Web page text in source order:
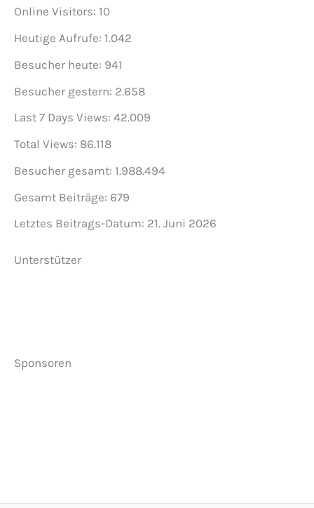
Online Visitors: 10
Heutige Aufrufe: 1.042
Besucher heute: 941
Besucher gestern: 2.658
Last 7 Days Views: 42.009
Total Views: 86.118
Besucher gesamt: 1.988.494
Gesamt Beiträge: 679
Letztes Beitrags-Datum: 21. Juni 2026
Unterstützer
Sponsoren